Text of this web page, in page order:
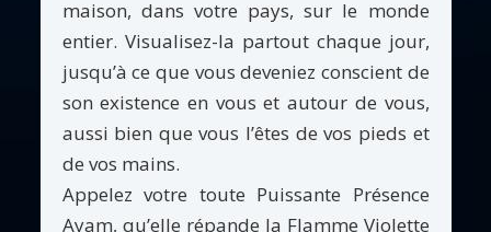
maison, dans votre pays, sur le monde
entier. Visualisez-la partout chaque jour,
jusqu’à ce que vous deveniez conscient de
son existence en vous et autour de vous,
aussi bien que vous l’êtes de vos pieds et
de vos mains.
Appelez votre toute Puissante Présence
Ayam, qu’elle répande la Flamme Violette